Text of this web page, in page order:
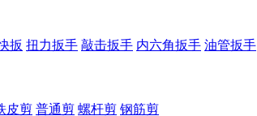
扳 扭力扳手 敲击扳手 内六角扳手 油管扳手
皮剪 普通剪 螺杆剪 钢筋剪